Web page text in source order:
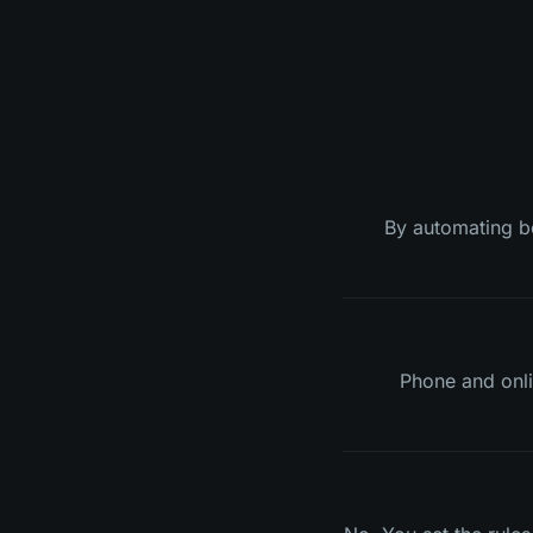
By automating
Phone and